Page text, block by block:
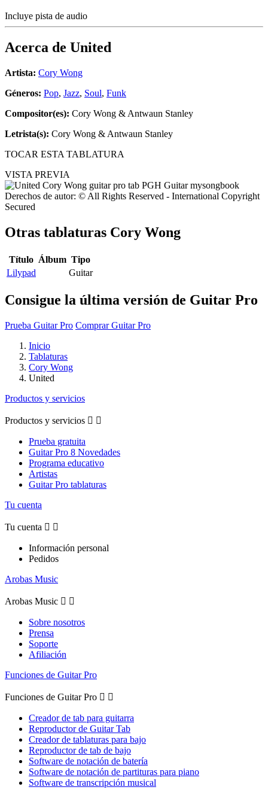
Incluye pista de audio
Acerca de United
Artista: Cory Wong
Géneros: Pop, Jazz, Soul, Funk
Compositor(es): Cory Wong & Antwaun Stanley
Letrista(s): Cory Wong & Antwaun Stanley
TOCAR ESTA TABLATURA
VISTA PREVIA
Derechos de autor: © All Rights Reserved - International Copyright
Secured
Otras tablaturas Cory Wong
Título Álbum Tipo
Lilypad
Guitar
Consigue la última versión de Guitar Pro
Prueba Guitar Pro Comprar Guitar Pro
Inicio
Tablaturas
Cory Wong
United
Productos y servicios
Productos y servicios  
Prueba gratuita
Guitar Pro 8 Novedades
Programa educativo
Artistas
Guitar Pro tablaturas
Tu cuenta
Tu cuenta  
Información personal
Pedidos
Arobas Music
Arobas Music  
Sobre nosotros
Prensa
Soporte
Afiliación
Funciones de Guitar Pro
Funciones de Guitar Pro  
Creador de tab para guitarra
Reproductor de Guitar Tab
Creador de tablaturas para bajo
Reproductor de tab de bajo
Software de notación de batería
Software de notación de partituras para piano
Software de transcripción musical